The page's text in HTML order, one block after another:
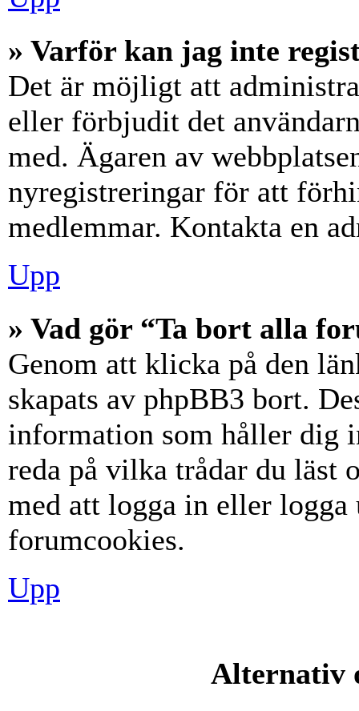
» Varför kan jag inte
Det är möjligt att
eller förbjudit det
med. Ägaren av
nyregistreringar för att
medlemmar. Kontakta en
Upp
» Vad gör “Ta bort alla
Genom att klicka på den
skapats av phpBB3 bort.
information som håller dig
reda på vilka trådar du läst
med att logga in eller
forumcookies.
Upp
Alternativ